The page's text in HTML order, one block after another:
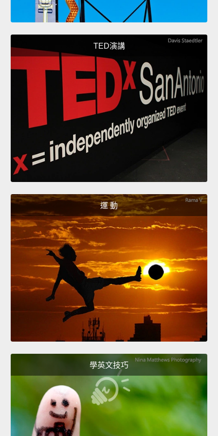
TED演講
運 動
學英文技巧